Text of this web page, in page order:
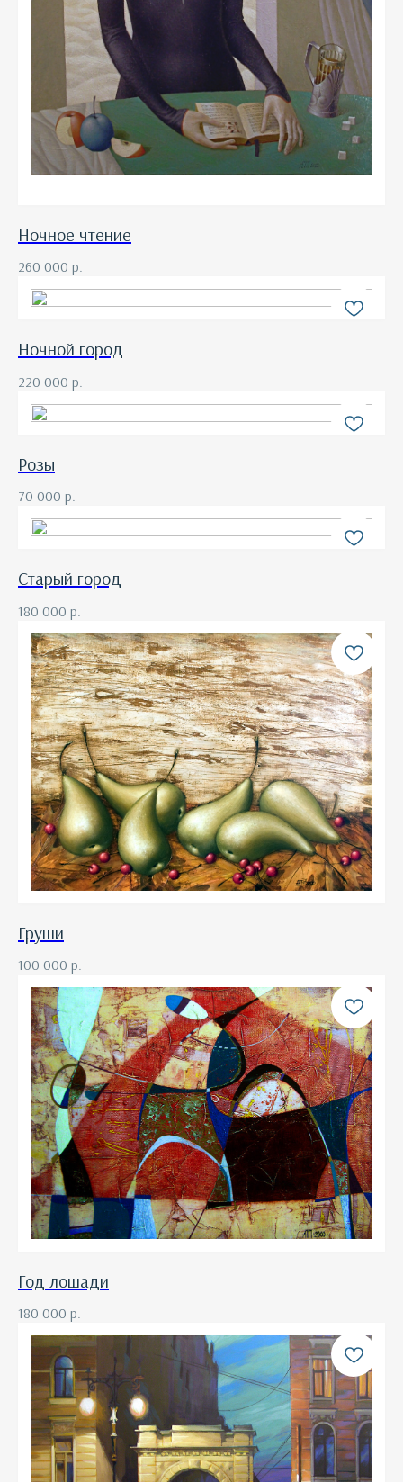
Ночное чтение
260 000 р.
Ночной город
220 000 р.
Розы
70 000 р.
Старый город
180 000 р.
Груши
100 000 р.
Год лошади
180 000 р.